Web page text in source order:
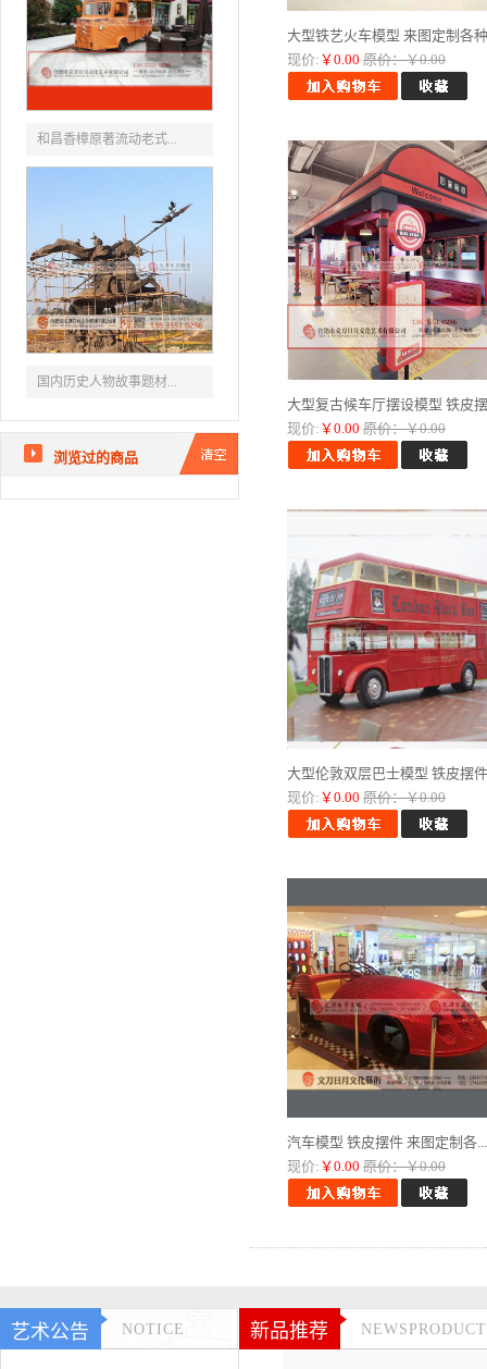
和昌香樟原著流动老式...
国内历史人物故事题材...
浏览过的商品
大型铁艺火车模型 来图定制各
现价: ￥0.00 原价：￥0.00
大型复古候车厅摆设模型 铁皮
现价: ￥0.00 原价：￥0.00
大型伦敦双层巴士模型 铁皮摆
现价: ￥0.00 原价：￥0.00
汽车模型 铁皮摆件 来图定制各...
现价: ￥0.00 原价：￥0.00
艺术公告 NOTICE 新品推荐 NEWSPRODUCT